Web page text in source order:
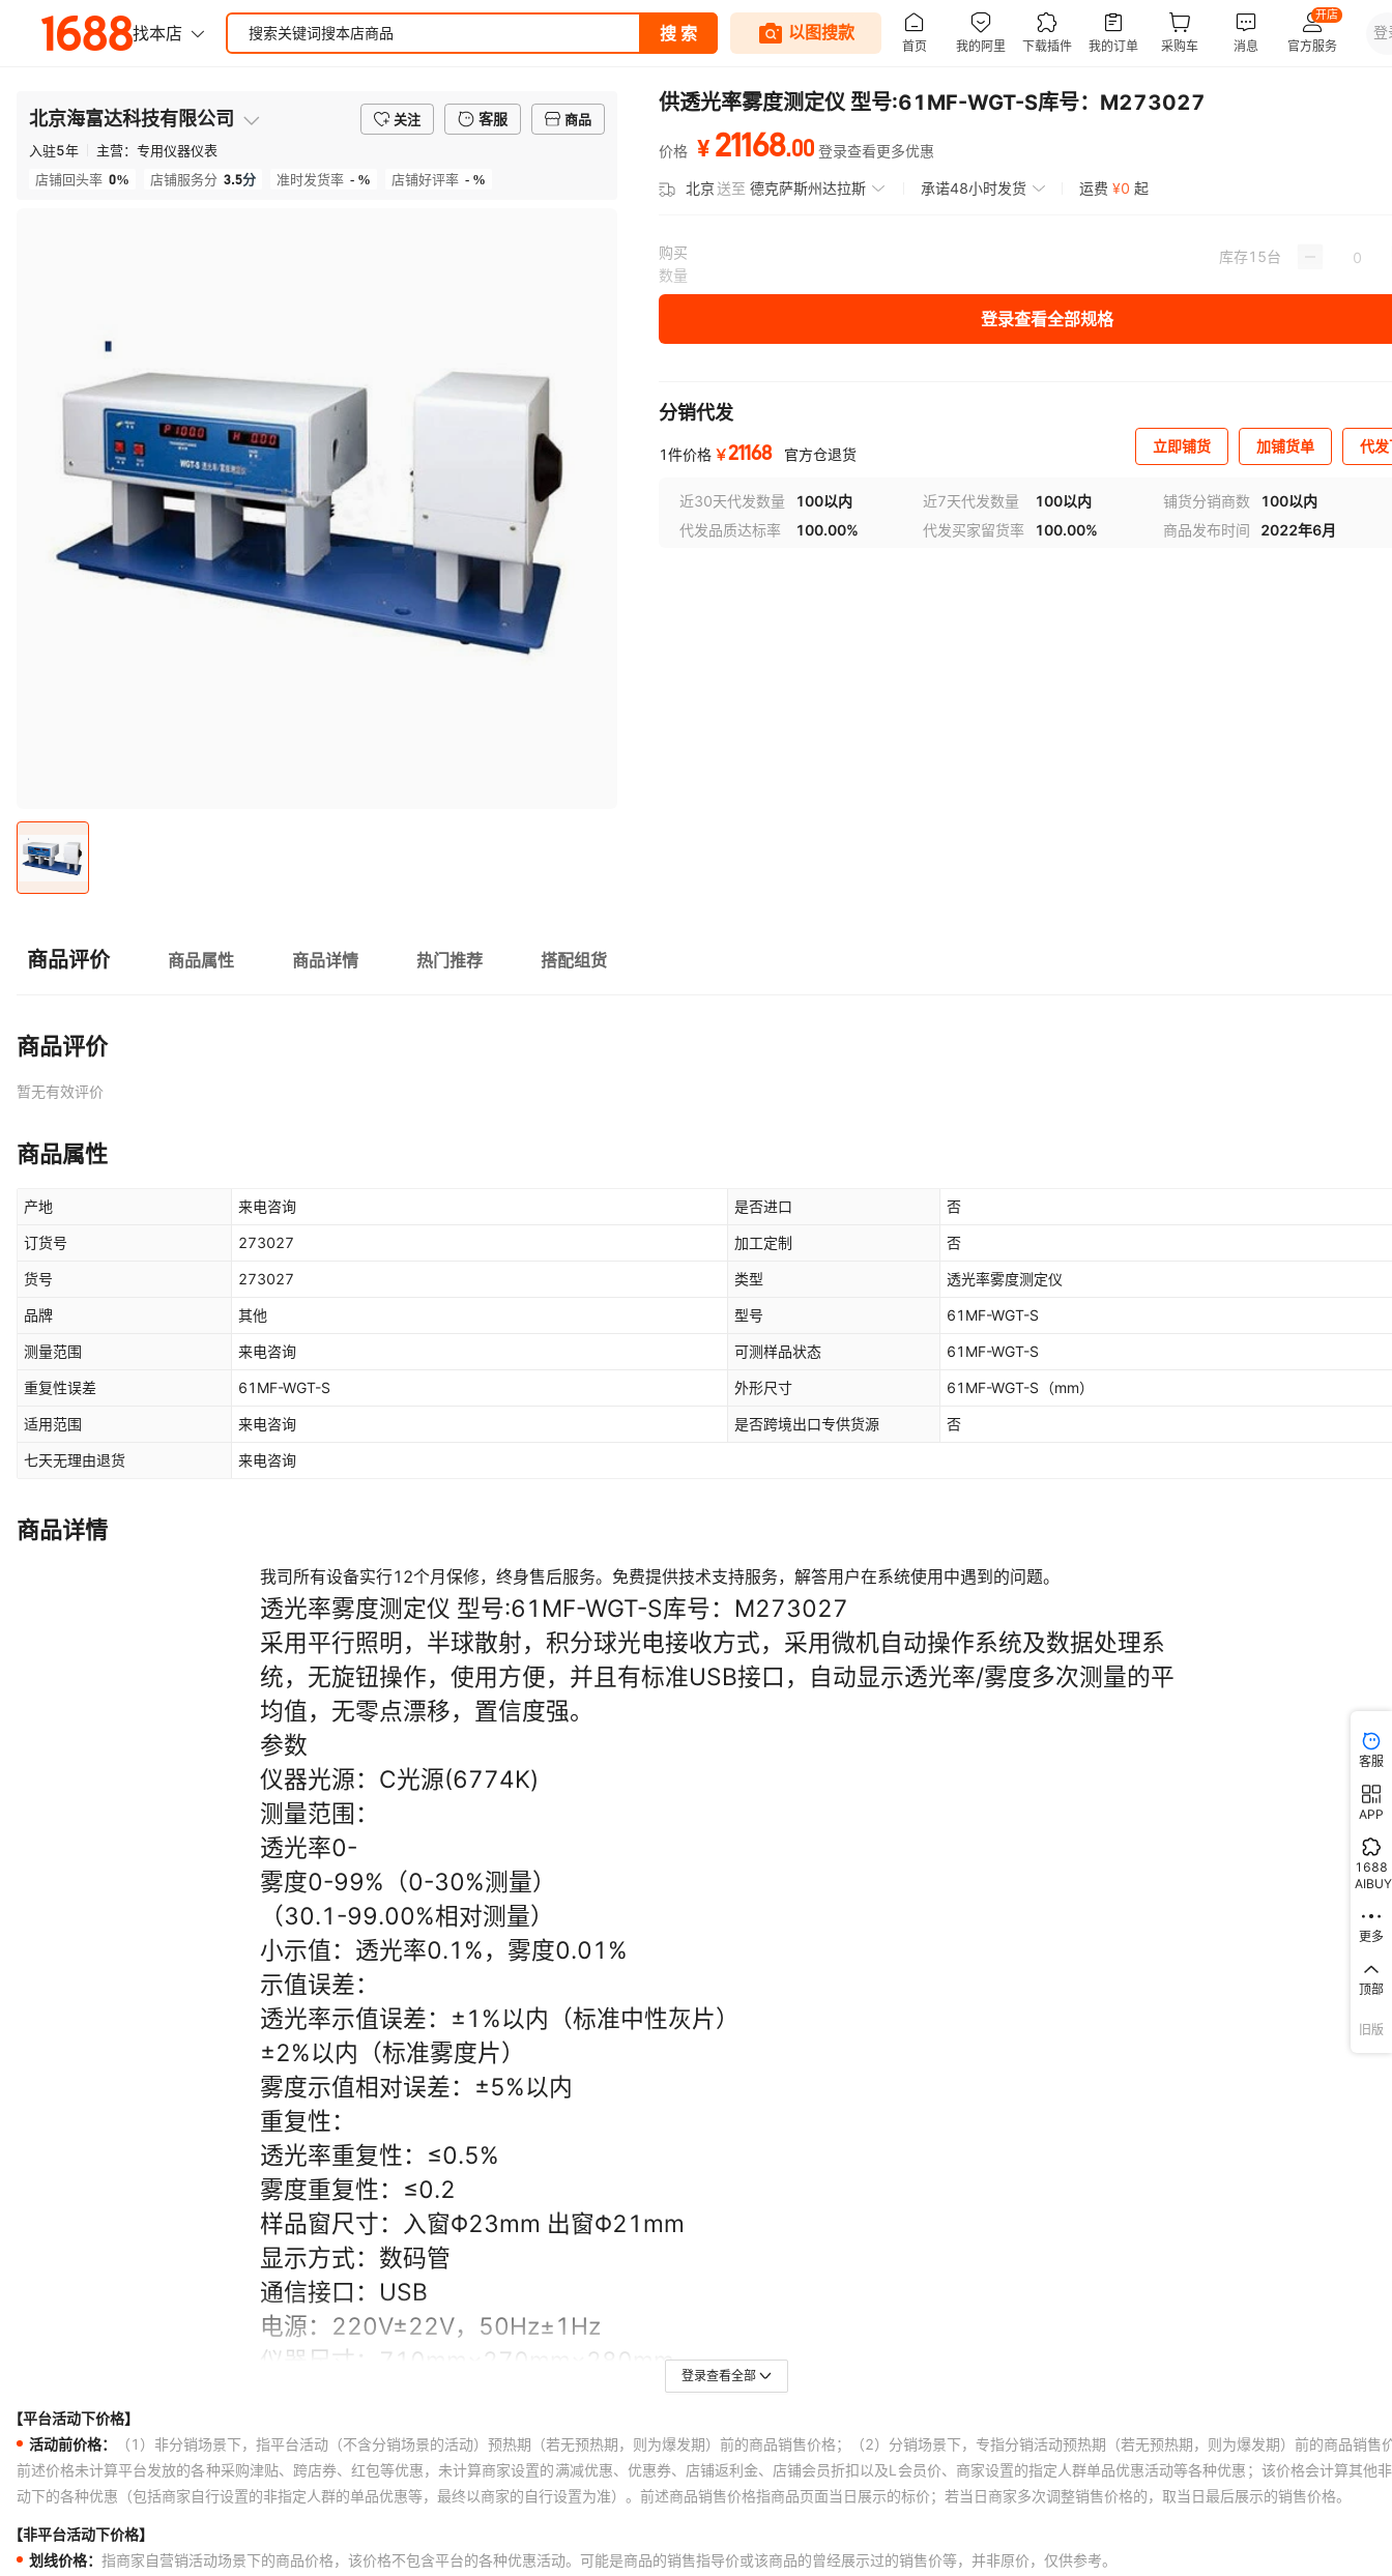
北京海富达科技有限公司 关注 客服
商品
入驻5年 主营： 专用仪器仪表
店铺回头率 0% 店铺服务分 3.5分 准时发货率 - % 店铺好评率 - %
供透光率雾度测定仪 型号:61MF-WGT-S库号：M273027
价格 ¥ 21168.00 登录查看更多优惠
北京送至 德克萨斯州达拉斯 承诺48小时发货 运费 ¥0 起
购买
数量
库存15台
登录查看全部规格
分销代发
1件价格 ￥21168 官方仓退货 立即铺货 加铺货单 代
近30天代发数量 100以内 近7天代发数量 100以内 铺货分销商数
100以内
代发品质达标率
100.00% 代发买家留货率 100.00% 商品发布时间 2022年6月
商品评价 商品属性 商品详情 热门推荐 搭配组货
商品评价
暂无有效评价
商品属性
产地 来电咨询 是否进口 否
订货号 273027 加工定制 否
货号 273027 类型 透光率雾度测定仪
品牌 其他 型号 61MF-WGT-S
测量范围 来电咨询 可测样品状态 61MF-WGT-S
重复性误差 61MF-WGT-S 外形尺寸 61MF-WGT-S （mm）
适用范围 来电咨询 是否跨境出口专供货源 否
七天无理由退货 来电咨询
商品详情
登录查看全部
【平台活动下价格】
活动前价格：
（1）非分销场景下，指平台活动（不含分销场景的活动）预热期（若无预热期，则为爆发期）前的商品销售价格；（2）分销场景下，专指分销活动预热期（若无预热期，则为爆发期）前的商品销售
前述价格未计算平台发放的各种采购津贴、跨店券、红包等优惠，未计算商家设置的满减优惠、优惠券、店铺返利金、店铺会员折扣以及L会员价、商家设置的指定人群单品优惠活动等各种优惠；该价格会计算其他
动下的各种优惠（包括商家自行设置的非指定人群的单品优惠等，最终以商家的自行设置为准）。前述商品销售价格指商品页面当日展示的标价；若当日商家多次调整销售价格的，取当日最后展示的销售价格。
【非平台活动下价格】
划线价格： 指商家自营销活动场景下的商品价格，该价格不包含平台的各种优惠活动。可能是商品的销售指导价或该商品的曾经展示过的销售价等，并非原价，仅供参考。
客服
APP
1688
AIBUY
更多
顶部
旧版